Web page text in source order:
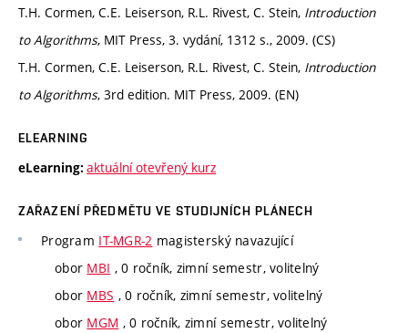
T.H. Cormen, C.E. Leiserson, R.L. Rivest, C. Stein, Introduction
to Algorithms, MIT Press, 3. vydání, 1312 s., 2009. (CS)
T.H. Cormen, C.E. Leiserson, R.L. Rivest, C. Stein, Introduction
to Algorithms, 3rd edition. MIT Press, 2009. (EN)
ELEARNING
eLearning: aktuální otevřený kurz
ZAŘAZENÍ PŘEDMĚTU VE STUDIJNÍCH PLÁNECH
Program IT-MGR-2 magisterský navazující
obor MBI , 0 ročník, zimní semestr, volitelný
obor MBS , 0 ročník, zimní semestr, volitelný
obor MGM , 0 ročník, zimní semestr, volitelný